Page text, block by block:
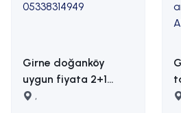
Girne doğanköy
uygun fiyata 2+1
satılık daire İLETİŞİM
,